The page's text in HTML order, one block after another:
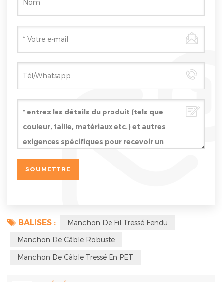
BALISES : Manchon De Fil Tressé Fendu
Manchon De Câble Robuste
Manchon De Câble Tressé En PET